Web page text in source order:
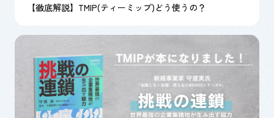
【徹底解説】TMIP(ティーミップ)どう使うの？